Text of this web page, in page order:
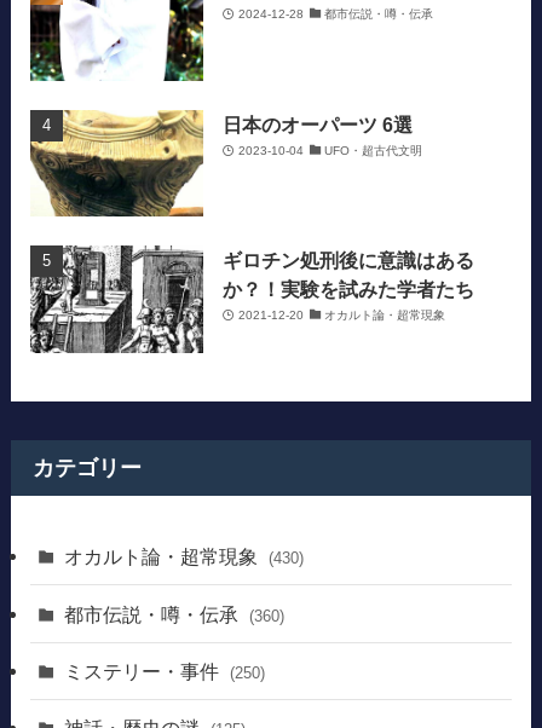
2024-12-28 都市伝説・噂・伝承
日本のオーパーツ 6選
2023-10-04 UFO・超古代文明
ギロチン処刑後に意識はある
か？！実験を試みた学者たち
2021-12-20 オカルト論・超常現象
カテゴリー
オカルト論・超常現象 (430)
都市伝説・噂・伝承 (360)
ミステリー・事件 (250)